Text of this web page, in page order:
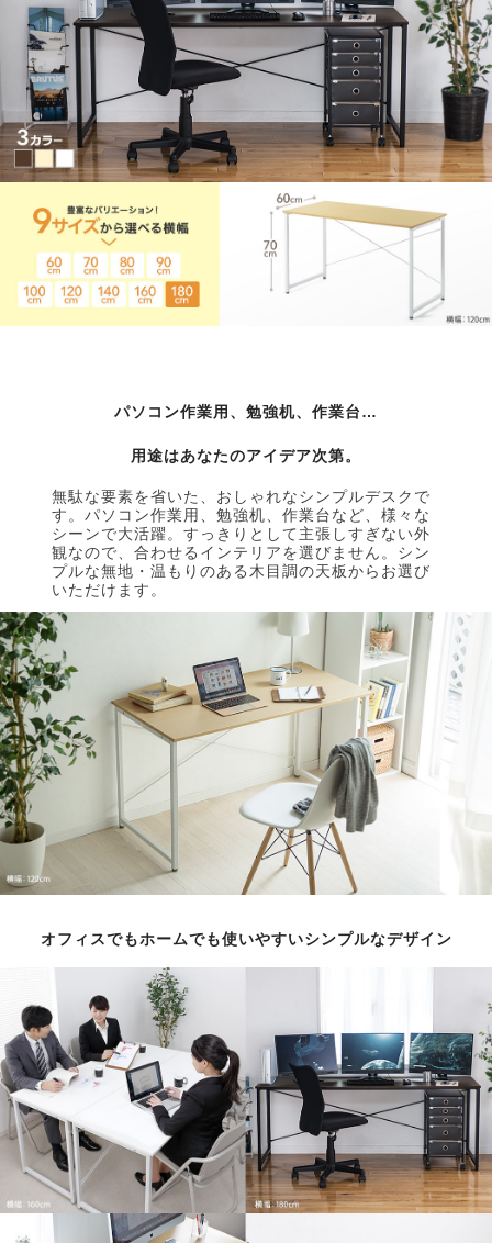
パソコン作業用、勉強机、作業台…
用途はあなたのアイデア次第。
無駄な要素を省いた、おしゃれなシンプルデスクで
す。パソコン作業用、勉強机、作業台など、様々な
シーンで大活躍。すっきりとして主張しすぎない外
観なので、合わせるインテリアを選びません。シン
プルな無地・温もりのある木目調の天板からお選び
いただけます。
オフィスでもホームでも使いやすいシンプルなデザイン